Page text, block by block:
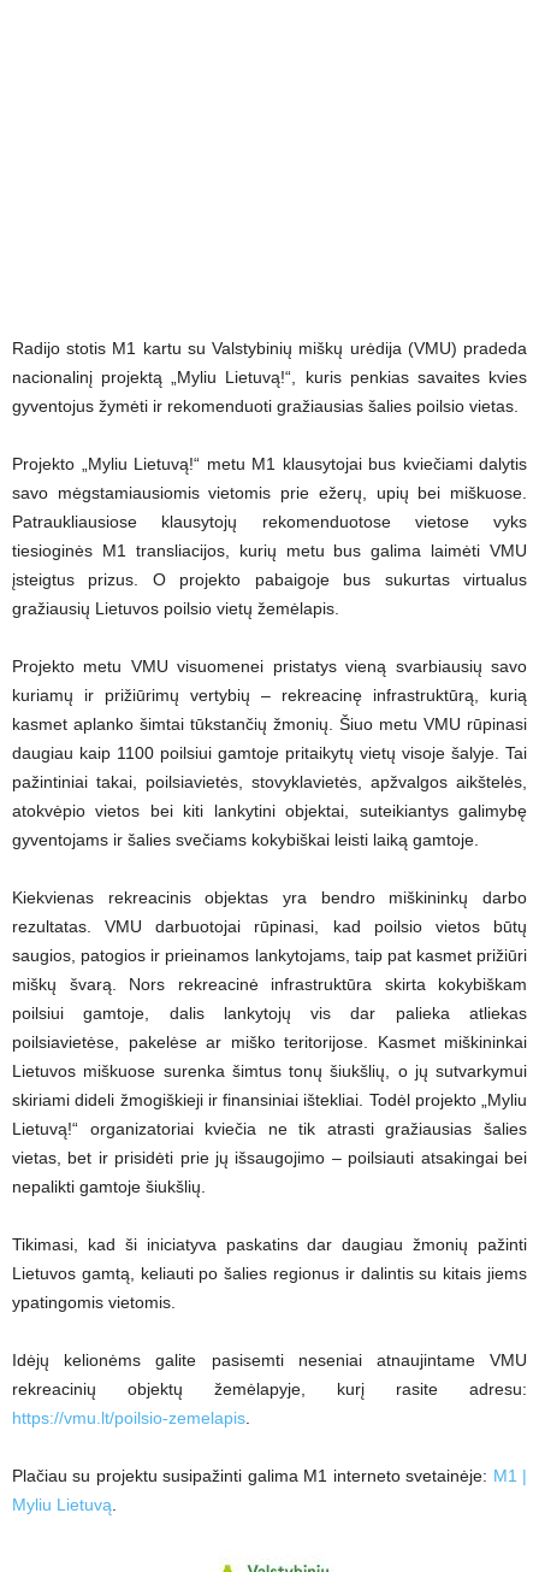
Radijo stotis M1 kartu su Valstybinių miškų urėdija (VMU) pradeda
nacionalinį projektą „Myliu Lietuvą!“, kuris penkias savaites kvies
gyventojus žymėti ir rekomenduoti gražiausias šalies poilsio vietas.
Projekto „Myliu Lietuvą!“ metu M1 klausytojai bus kviečiami dalytis
savo mėgstamiausiomis vietomis prie ežerų, upių bei miškuose.
Patraukliausiose klausytojų rekomenduotose vietose vyks
tiesioginės M1 transliacijos, kurių metu bus galima laimėti VMU
įsteigtus prizus. O projekto pabaigoje bus sukurtas virtualus
gražiausių Lietuvos poilsio vietų žemėlapis.
Projekto metu VMU visuomenei pristatys vieną svarbiausių savo
kuriamų ir prižiūrimų vertybių – rekreacinę infrastruktūrą, kurią
kasmet aplanko šimtai tūkstančių žmonių. Šiuo metu VMU rūpinasi
daugiau kaip 1100 poilsiui gamtoje pritaikytų vietų visoje šalyje. Tai
pažintiniai takai, poilsiavietės, stovyklavietės, apžvalgos aikštelės,
atokvėpio vietos bei kiti lankytini objektai, suteikiantys galimybę
gyventojams ir šalies svečiams kokybiškai leisti laiką gamtoje.
Kiekvienas rekreacinis objektas yra bendro miškininkų darbo
rezultatas. VMU darbuotojai rūpinasi, kad poilsio vietos būtų
saugios, patogios ir prieinamos lankytojams, taip pat kasmet prižiūri
miškų švarą. Nors rekreacinė infrastruktūra skirta kokybiškam
poilsiui gamtoje, dalis lankytojų vis dar palieka atliekas
poilsiavietėse, pakelėse ar miško teritorijose. Kasmet miškininkai
Lietuvos miškuose surenka šimtus tonų šiukšlių, o jų sutvarkymui
skiriami dideli žmogiškieji ir finansiniai ištekliai. Todėl projekto „Myliu
Lietuvą!“ organizatoriai kviečia ne tik atrasti gražiausias šalies
vietas, bet ir prisidėti prie jų išsaugojimo – poilsiauti atsakingai bei
nepalikti gamtoje šiukšlių.
Tikimasi, kad ši iniciatyva paskatins dar daugiau žmonių pažinti
Lietuvos gamtą, keliauti po šalies regionus ir dalintis su kitais jiems
ypatingomis vietomis.
Idėjų kelionėms galite pasisemti neseniai atnaujintame VMU
rekreacinių objektų žemėlapyje, kurį rasite adresu:
https://vmu.lt/poilsio-zemelapis
Plačiau su projektu susipažinti galima M1 interneto svetainėje: M1 |
Myliu Lietuvą